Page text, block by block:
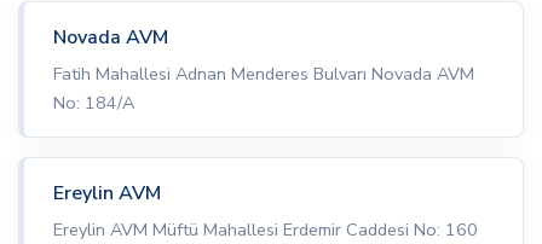
Novada AVM
Fatih Mahallesi Adnan Menderes Bulvarı Novada AVM
No: 184/A
Ereylin AVM
Ereylin AVM Müftü Mahallesi Erdemir Caddesi No: 160